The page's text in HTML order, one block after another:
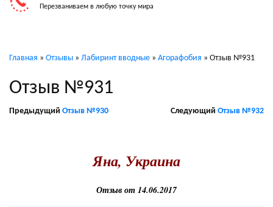
Перезваниваем в любую точку мира
Главная » Отзывы » Лабиринт вводные » Агорафобия » Отзыв №931
Отзыв №931
Предыдущий Отзыв №930 Следующий Отзыв №932
Яна, Украина
Отзыв от 14.06.2017